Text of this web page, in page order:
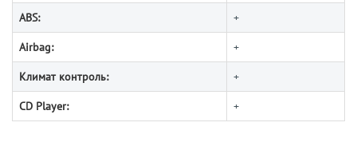
ABS: +
Airbag: +
Климат контроль: +
CD Player: +